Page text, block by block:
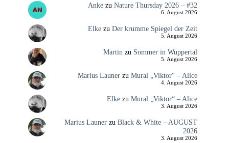
Ankezu Nature Thursday 2026 – #32
6. August 2026
Elkezu Der krumme Spiegel der Zeit
5. August 2026
Martin zu Sommer in Wuppertal
5. August 2026
Marius Launerzu Mural „Viktor“ – Alice
4. August 2026
Elkezu Mural „Viktor“ – Alice
3. August 2026
Marius Launerzu Black & White – AUGUST
2026
3. August 2026